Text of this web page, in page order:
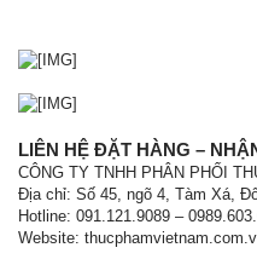
LIÊN HỆ ĐẶT HÀNG –
CÔNG TY TNHH PHÂN PHỐI
Địa chỉ: Số 45, ngõ 4, Tàm Xá,
Hotline: 091.121.9089 –
Website: